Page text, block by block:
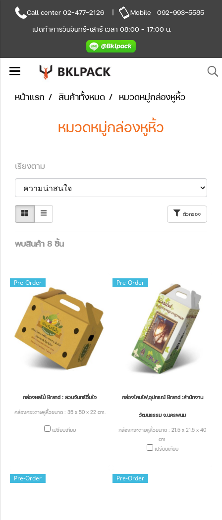
Call center 02-477-2126 | Mobile 092-993-5585
เปิดทำการวันจันทร์-เสาร์ เวลา 08:00 - 17:00 น.
หน้าแรก สินค้าทั้งหมด หมวดหมู่กล่องหูหิ้ว
หมวดหมู่กล่องหูหิ้ว
เรียงตาม
ตัวกรอง
พบสินค้า 8 ชิ้น
Pre-Order
กล่องผลไม้ Brand : สวนจันทร์อิ่มใจ
กล่องกระดาษหูหิ้วขนาด : 35 x 50 x 22 cm.
เปรียบเทียบ
Pre-Order
กล่องโคมไฟ,อุปกรณ์ Brand :สำนักงาน
วัฒนธรรม จ.นครพนม
กล่องกระดาษหูหิ้วขนาด : 21.5 x 21.5 x 40
cm.
เปรียบเทียบ
Pre-Order Pre-Order